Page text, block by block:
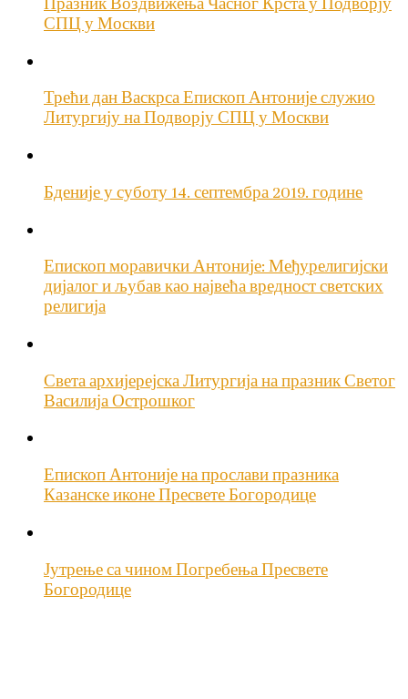
СПЦ у Москви
Трећи дан Васкрса Епископ Антоније служио
Литургију на Подворју СПЦ у Москви
Бденије у суботу 14. септембра 2019. године
Епископ моравички Антоније: Међурелигијски
дијалог и љубав као највећа вредност светских
религија
Света архијерејска Литургија на празник Светог
Василија Острошког
Епископ Антоније на прослави празника
Казанске иконе Пресвете Богородице
Јутрење са чином Погребења Пресвете
Богородице